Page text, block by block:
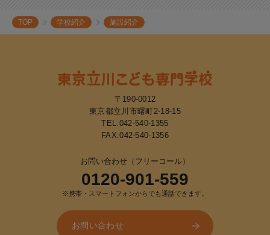
TOP 学校紹介 施設紹介
〒190-0012
東京都立川市曙町2-18-15
TEL:042-540-1355
FAX:042-540-1356
お問い合わせ（フリーコール）
0120-901-559
※携帯・スマートフォンからでも通話できます。
お問い合わせ